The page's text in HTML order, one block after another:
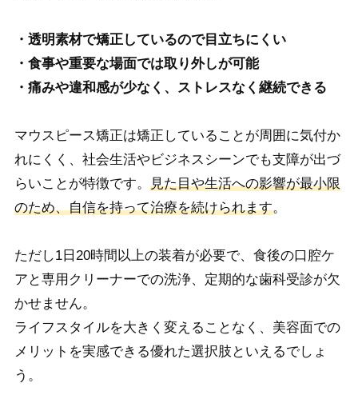
・透明素材で矯正しているので目立ちにくい
・食事や重要な場面では取り外しが可能
・痛みや違和感が少なく、ストレスなく継続できる
マウスピース矯正は矯正していることが周囲に気付か
れにくく、社会生活やビジネスシーンでも支障が出づ
らいことが特徴です。 見た目や生活への影響が最小限
のため、自信を持って治療を続けられます。
ただし1日20時間以上の装着が必要で、食後の口腔ケ
アと専用クリーナーでの洗浄、定期的な歯科受診が欠
かせません。
ライフスタイルを大きく変えることなく、美容面での
メリットを実感できる優れた選択肢といえるでしょ
う。